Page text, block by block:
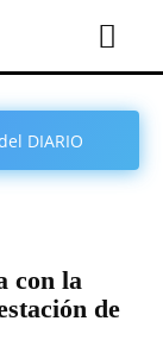
DIARIO
con la
de